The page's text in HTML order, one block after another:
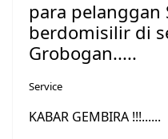
para pelanggan
berdomisilir di
Grobogan.....
Service
KABAR GEMBIRA !!!......